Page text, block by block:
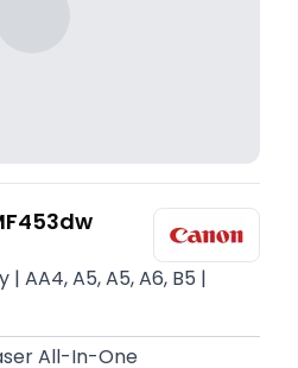
| AA4, A5, A5, A6, B5 |
All-In-One